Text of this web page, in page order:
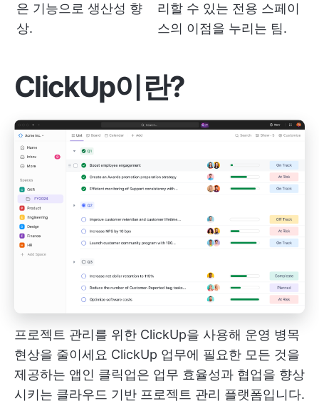
은 기능으로 생산성 향
상.
리할 수 있는 전용 스페이
스의 이점을 누리는 팀.
ClickUp이란?
프로젝트 관리를 위한 ClickUp을 사용해 운영 병목
현상을 줄이세요 ClickUp 업무에 필요한 모든 것을
제공하는 앱인 클릭업은 업무 효율성과 협업을 향상
시키는 클라우드 기반 프로젝트 관리 플랫폼입니다.